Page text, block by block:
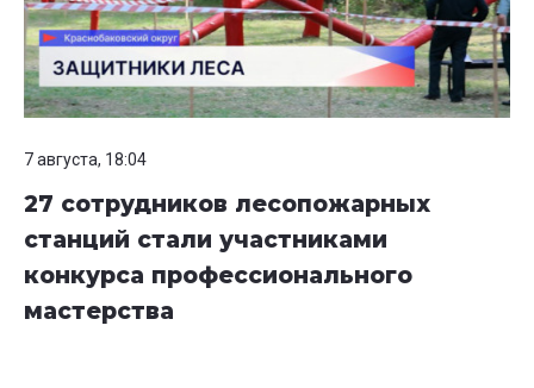
7 августа, 18:04
27 сотрудников лесопожарных
станций стали участниками
конкурса профессионального
мастерства